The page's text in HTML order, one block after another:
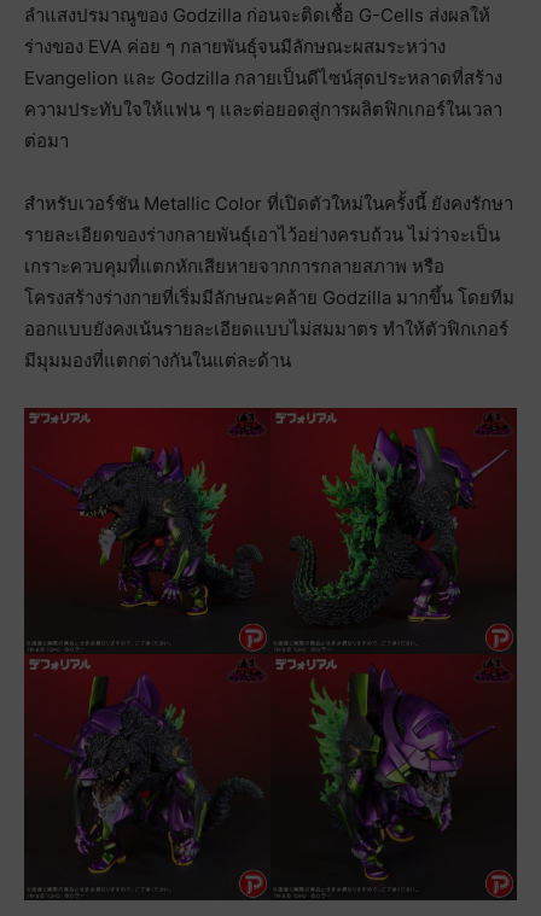
ลำแสงปรมาณูของ Godzilla ก่อนจะติดเชื้อ G-Cells ส่งผลให้
ร่างของ EVA ค่อย ๆ กลายพันธุ์จนมีลักษณะผสมระหว่าง
Evangelion และ Godzilla กลายเป็นดีไซน์สุดประหลาดที่สร้าง
ความประทับใจให้แฟน ๆ และต่อยอดสู่การผลิตฟิกเกอร์ในเวลา
ต่อมา
สำหรับเวอร์ชัน Metallic Color ที่เปิดตัวใหม่ในครั้งนี้ ยังคงรักษา
รายละเอียดของร่างกลายพันธุ์เอาไว้อย่างครบถ้วน ไม่ว่าจะเป็น
เกราะควบคุมที่แตกหักเสียหายจากการกลายสภาพ หรือ
โครงสร้างร่างกายที่เริ่มมีลักษณะคล้าย Godzilla มากขึ้น โดยทีม
ออกแบบยังคงเน้นรายละเอียดแบบไม่สมมาตร ทำให้ตัวฟิกเกอร์
มีมุมมองที่แตกต่างกันในแต่ละด้าน